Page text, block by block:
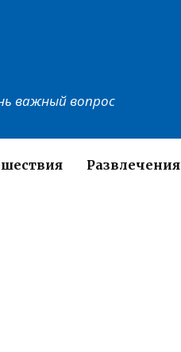
важный вопрос
Развлечения